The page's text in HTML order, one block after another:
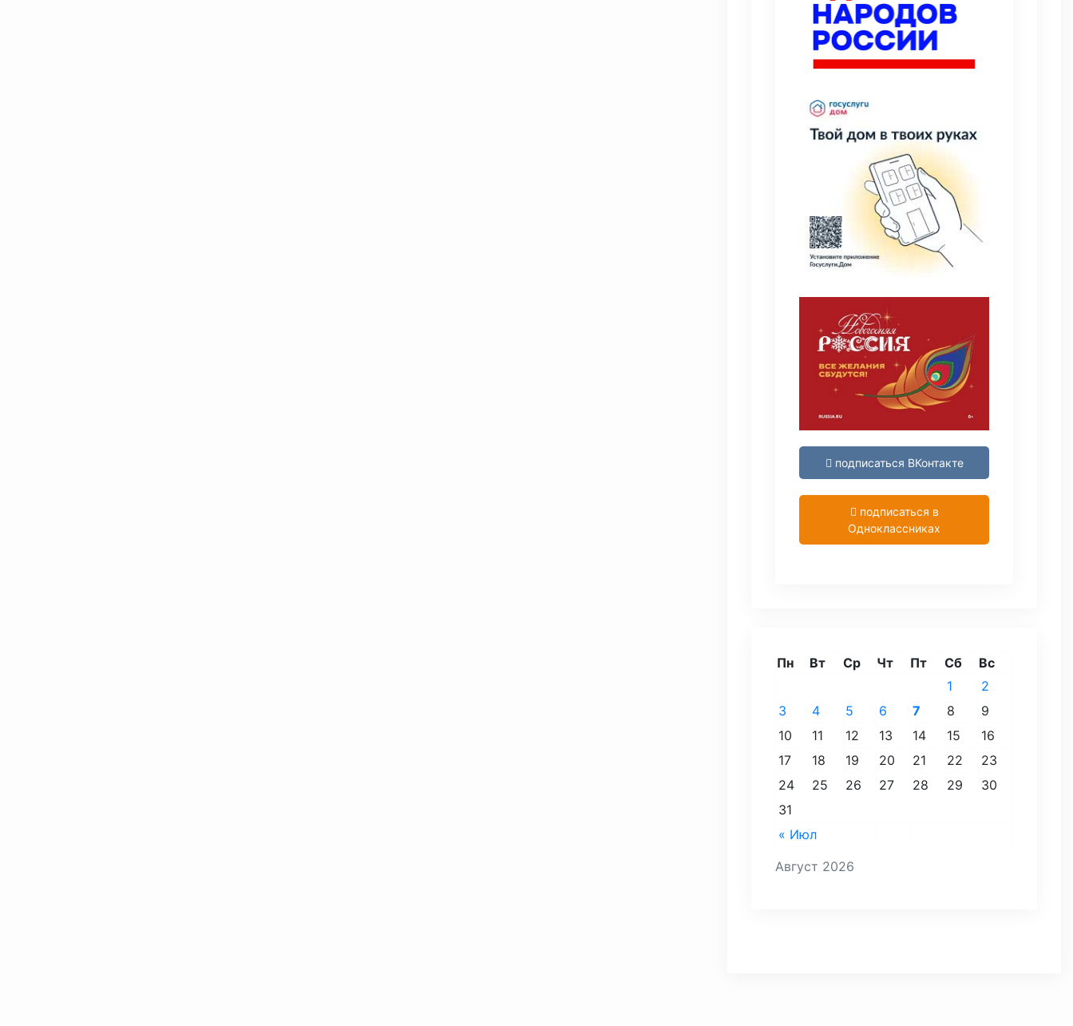
подписаться ВКонтакте
подписаться в
Одноклассниках
Август 2026
Пн Вт Ср Чт Пт Сб Вс
« Июл
1
2
3
4 5 6 7 8
9
10
11 12 13 14 15
16
17
18 19 20 21 22
23
24
25 26 27 28 29
30
31